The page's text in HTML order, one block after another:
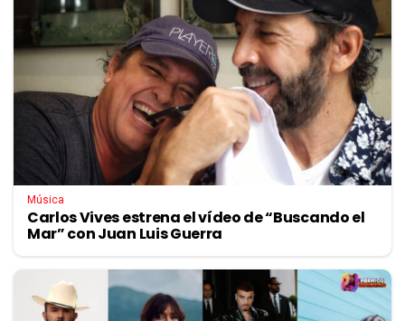
Música
Carlos Vives estrena el vídeo de “Buscando el
Mar” con Juan Luis Guerra